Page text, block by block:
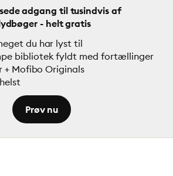
adgang til tusindvis af
- helt gratis
du har lyst til
bibliotek fyldt med fortællinger
+ Mofibo Originals
Prøv nu